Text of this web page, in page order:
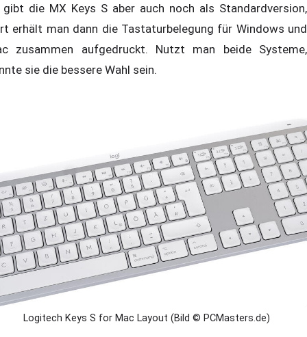
gibt die MX Keys S aber auch noch als Standardversion,
erhält man dann die Tastaturbelegung für Windows und
zusammen aufgedruckt. Nutzt man beide Systeme,
sie die bessere Wahl sein.
Logitech Keys S for Mac Layout (Bild © PCMasters.de)